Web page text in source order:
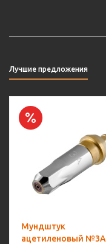
Лучшие предложения
Мундштук
ацетиленовый №3А